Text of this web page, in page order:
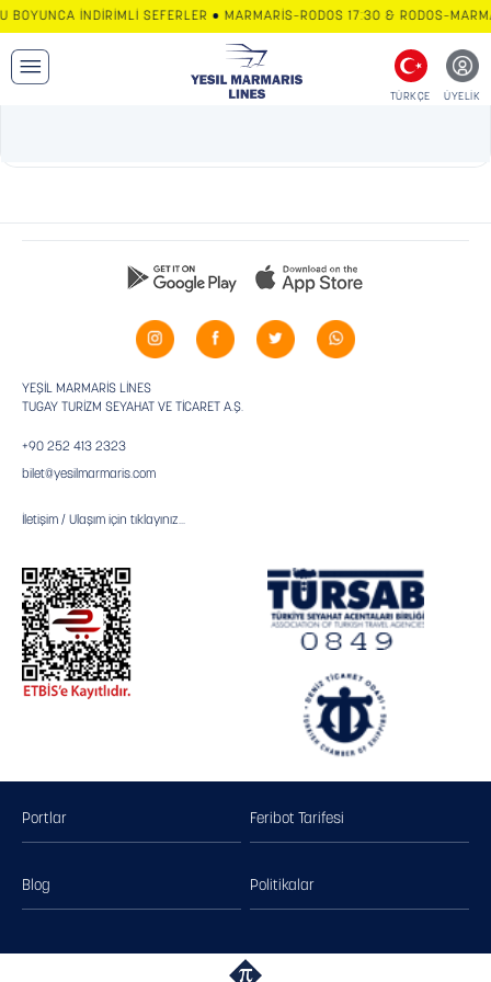
BOYUNCA İNDİRİMLİ SEFERLER • MARMARİS–RODOS 17:30 &
TÜRKÇE ÜYELİK
YEŞİL MARMARİS LİNES
TUGAY TURİZM SEYAHAT VE TİCARET A.Ş.
+90 252 413 2323
bilet@yesilmarmaris.com
İletişim / Ulaşım için tıklayınız...
Portlar Feribot Tarifesi
Blog Politikalar